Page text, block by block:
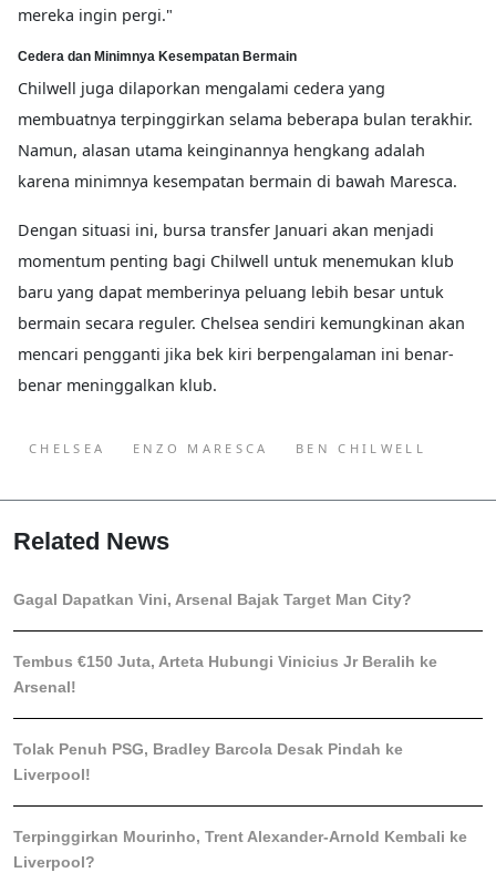
mereka ingin pergi."
Cedera dan Minimnya Kesempatan Bermain
Chilwell juga dilaporkan mengalami cedera yang
membuatnya terpinggirkan selama beberapa bulan terakhir.
Namun, alasan utama keinginannya hengkang adalah
karena minimnya kesempatan bermain di bawah Maresca.
Dengan situasi ini, bursa transfer Januari akan menjadi
momentum penting bagi Chilwell untuk menemukan klub
baru yang dapat memberinya peluang lebih besar untuk
bermain secara reguler. Chelsea sendiri kemungkinan akan
mencari pengganti jika bek kiri berpengalaman ini benar-
benar meninggalkan klub.
CHELSEA ENZO MARESCA BEN CHILWELL
Related News
Gagal Dapatkan Vini, Arsenal Bajak Target Man City?
Tembus €150 Juta, Arteta Hubungi Vinicius Jr Beralih ke
Arsenal!
Tolak Penuh PSG, Bradley Barcola Desak Pindah ke
Liverpool!
Terpinggirkan Mourinho, Trent Alexander-Arnold Kembali ke
Liverpool?